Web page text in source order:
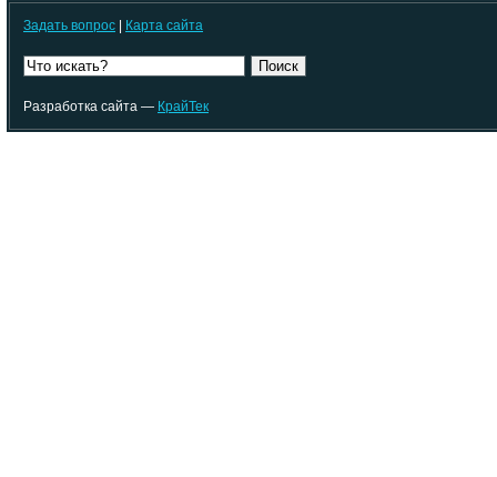
Задать вопрос | Карта сайта
Поиск
Разработка сайта — КрайТек